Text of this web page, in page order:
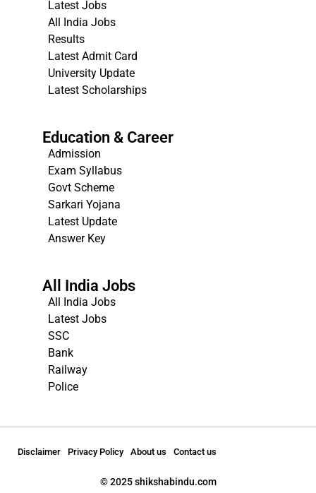
Latest Jobs
All India Jobs
Results
Latest Admit Card
University Update
Latest Scholarships
Education & Career
Admission
Exam Syllabus
Govt Scheme
Sarkari Yojana
Latest Update
Answer Key
All India Jobs
All India Jobs
Latest Jobs
SSC
Bank
Railway
Police
Disclaimer Privacy Policy About us Contact us
© 2025 shikshabindu.com